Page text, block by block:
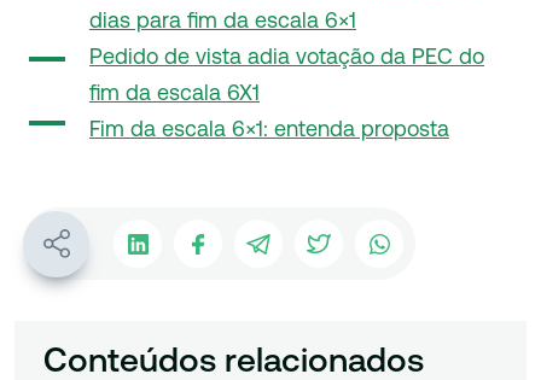
dias para fim da escala 6×1
Pedido de vista adia votação da PEC do
fim da escala 6X1
Fim da escala 6×1: entenda proposta
Conteúdos relacionados